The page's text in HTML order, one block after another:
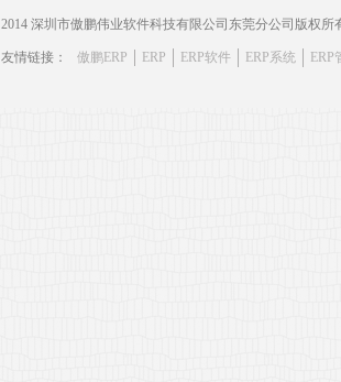
2014 深圳市傲鹏伟业软件科技有限公司东莞分公司版权所
友情链接： 傲鹏ERP ERP ERP软件 ERP系统